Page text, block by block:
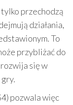
przechodzą
działania,
To
przybliżać do
się w
pozwala więc